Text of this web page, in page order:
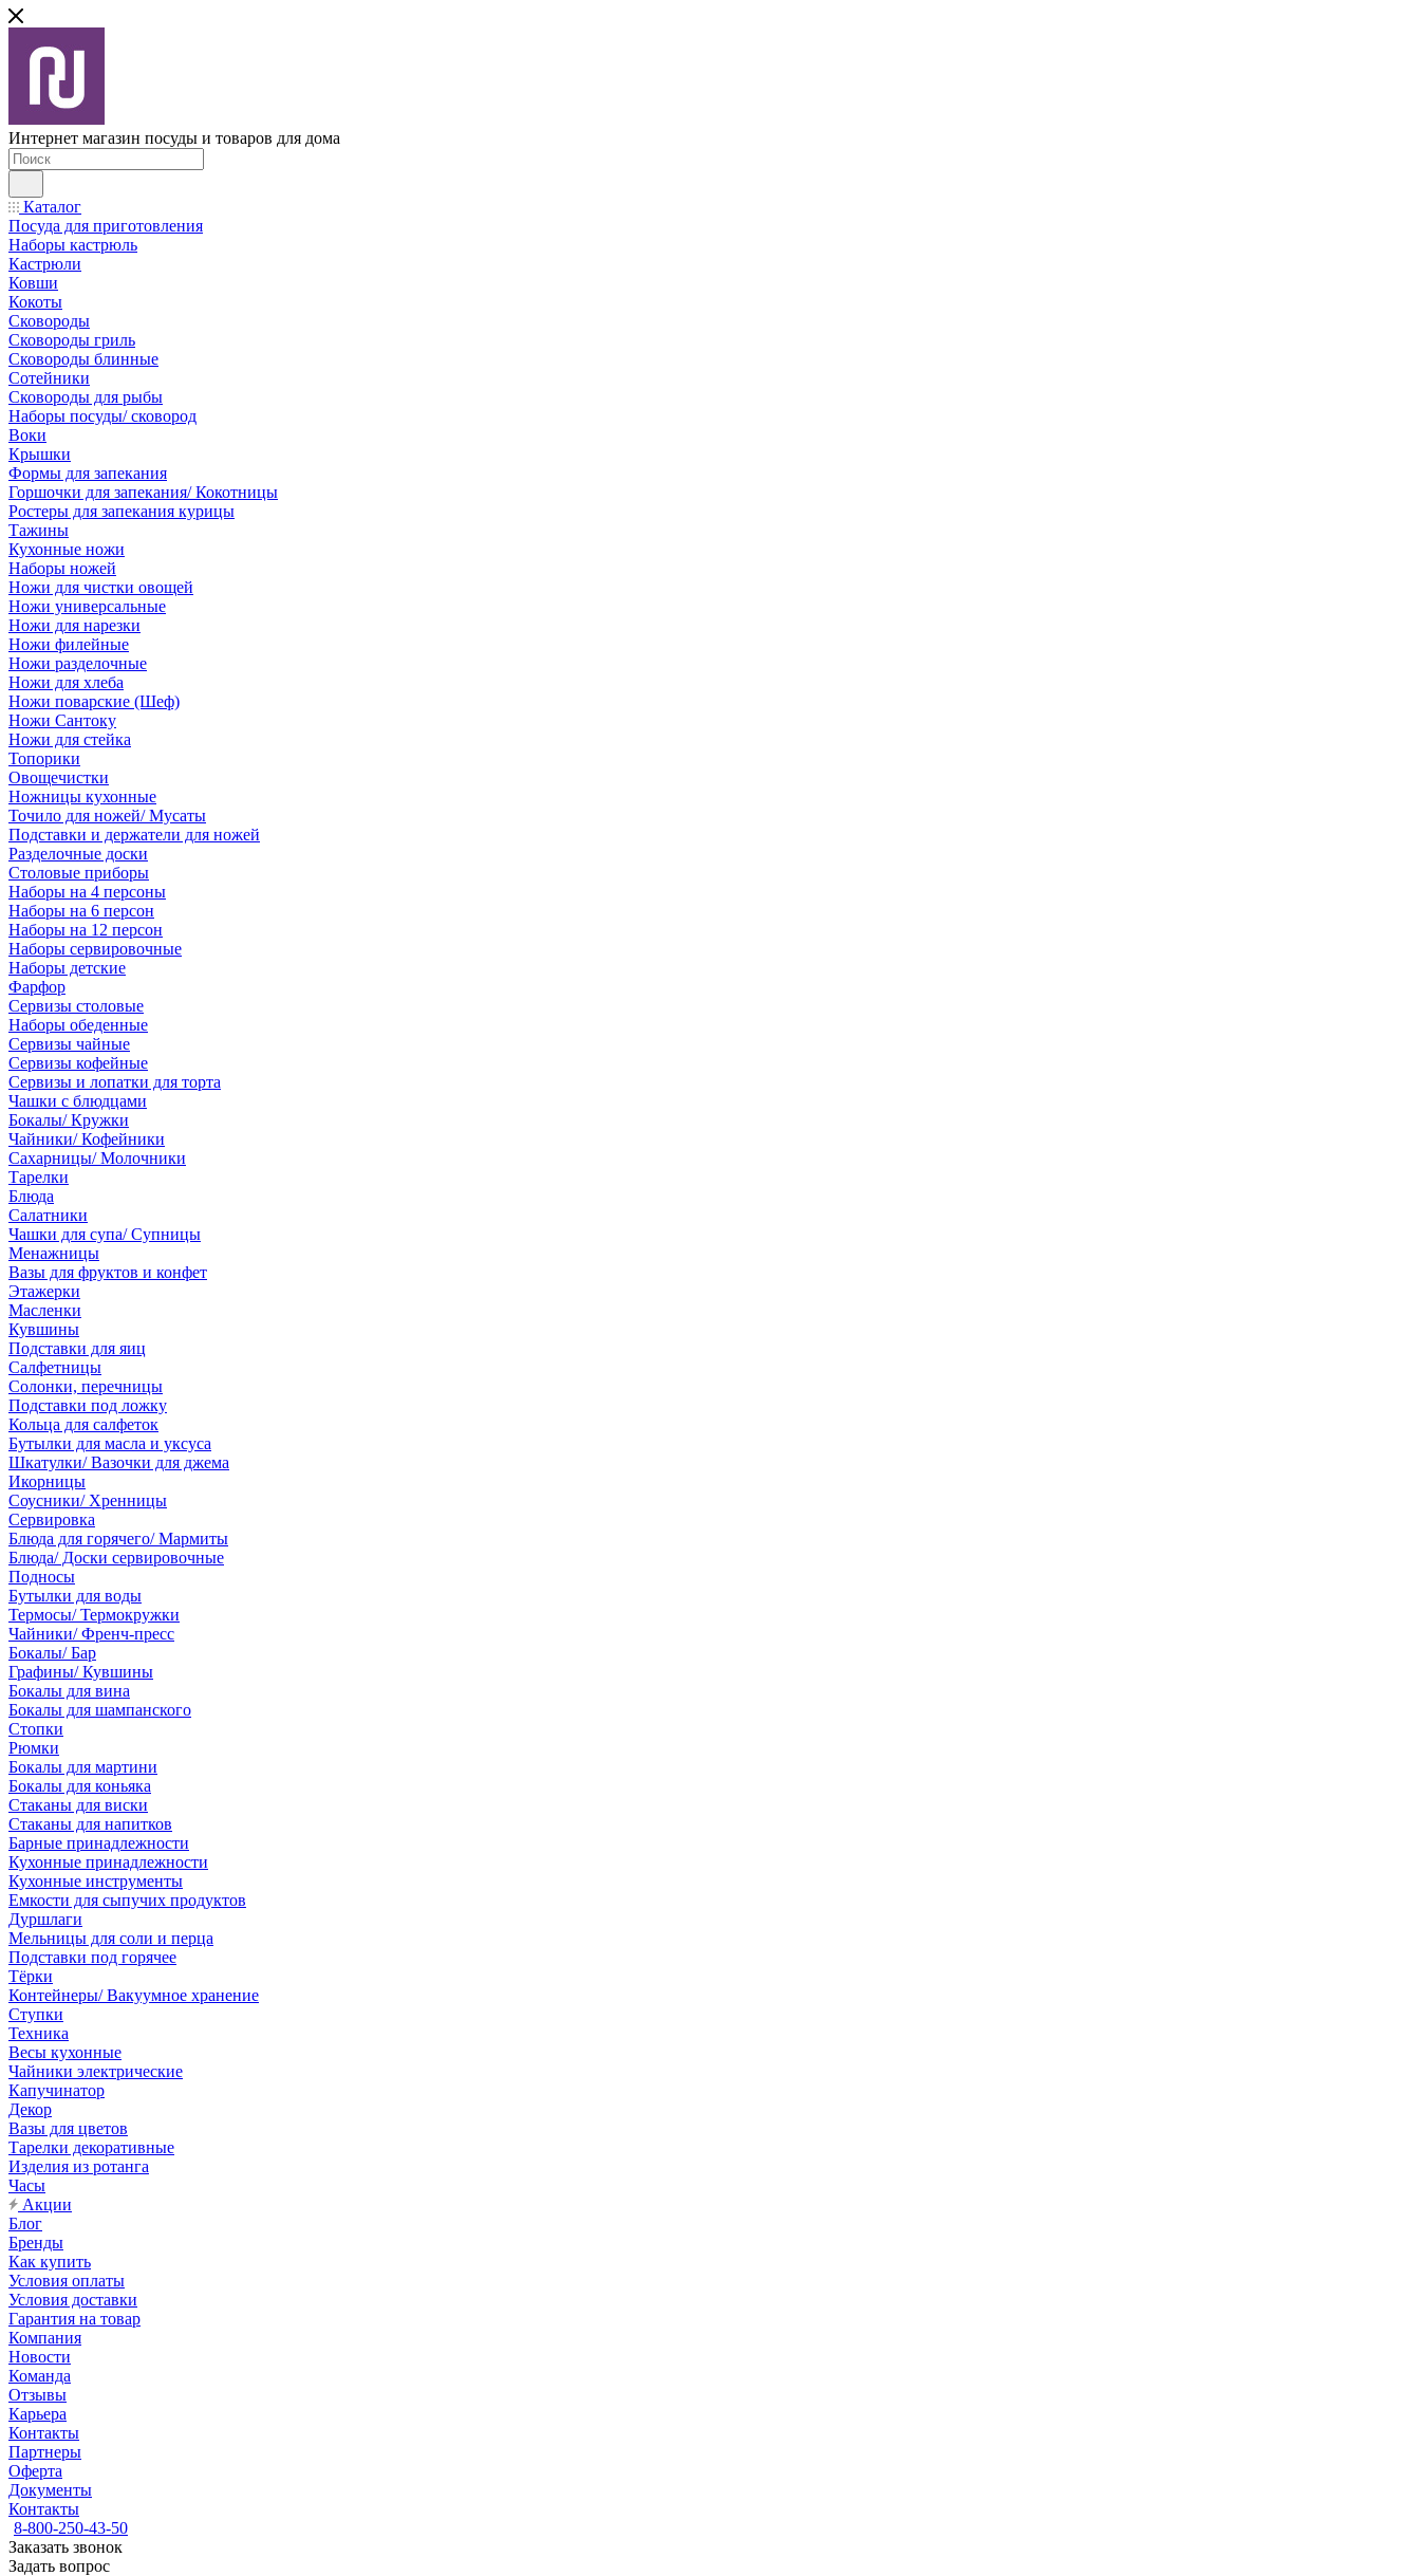
Интернет магазин посуды и товаров для дома
Каталог
Посуда для приготовления
Наборы кастрюль
Кастрюли
Ковши
Кокоты
Сковороды
Сковороды гриль
Сковороды блинные
Сотейники
Сковороды для рыбы
Наборы посуды/ сковород
Воки
Крышки
Формы для запекания
Горшочки для запекания/ Кокотницы
Ростеры для запекания курицы
Тажины
Кухонные ножи
Наборы ножей
Ножи для чистки овощей
Ножи универсальные
Ножи для нарезки
Ножи филейные
Ножи разделочные
Ножи для хлеба
Ножи поварские (Шеф)
Ножи Сантоку
Ножи для стейка
Топорики
Овощечистки
Ножницы кухонные
Точило для ножей/ Мусаты
Подставки и держатели для ножей
Разделочные доски
Столовые приборы
Наборы на 4 персоны
Наборы на 6 персон
Наборы на 12 персон
Наборы сервировочные
Наборы детские
Фарфор
Сервизы столовые
Наборы обеденные
Сервизы чайные
Сервизы кофейные
Сервизы и лопатки для торта
Чашки с блюдцами
Бокалы/ Кружки
Чайники/ Кофейники
Сахарницы/ Молочники
Тарелки
Блюда
Салатники
Чашки для супа/ Супницы
Менажницы
Вазы для фруктов и конфет
Этажерки
Масленки
Кувшины
Подставки для яиц
Салфетницы
Солонки, перечницы
Подставки под ложку
Кольца для салфеток
Бутылки для масла и уксуса
Шкатулки/ Вазочки для джема
Икорницы
Соусники/ Хренницы
Сервировка
Блюда для горячего/ Мармиты
Блюда/ Доски сервировочные
Подносы
Бутылки для воды
Термосы/ Термокружки
Чайники/ Френч-пресс
Бокалы/ Бар
Графины/ Кувшины
Бокалы для вина
Бокалы для шампанского
Стопки
Рюмки
Бокалы для мартини
Бокалы для коньяка
Стаканы для виски
Стаканы для напитков
Барные принадлежности
Кухонные принадлежности
Кухонные инструменты
Емкости для сыпучих продуктов
Дуршлаги
Мельницы для соли и перца
Подставки под горячее
Тёрки
Контейнеры/ Вакуумное хранение
Ступки
Техника
Весы кухонные
Чайники электрические
Капучинатор
Декор
Вазы для цветов
Тарелки декоративные
Изделия из ротанга
Часы
Акции
Блог
Бренды
Как купить
Условия оплаты
Условия доставки
Гарантия на товар
Компания
Новости
Команда
Отзывы
Карьера
Контакты
Партнеры
Оферта
Документы
Контакты
8-800-250-43-50
Заказать звонок
Задать вопрос